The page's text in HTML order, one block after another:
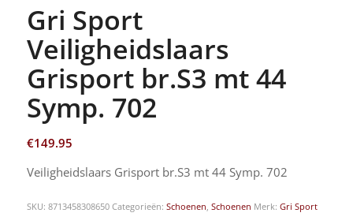
Gri Sport
Veiligheidslaars
Grisport br.S3 mt 44
Symp. 702
€149.95
Veiligheidslaars Grisport br.S3 mt 44 Symp. 702
SKU: 8713458308650 Categorieën: Schoenen, Schoenen Merk: Gri Sport